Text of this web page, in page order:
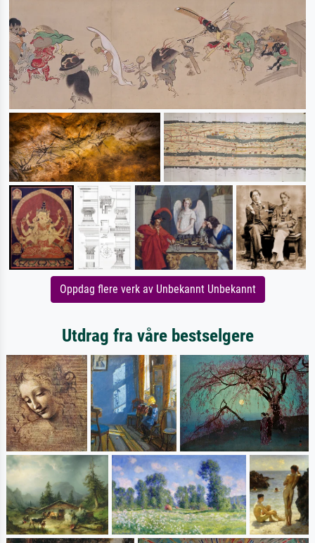
Oppdag flere verk av Unbekannt Unbekannt
Utdrag fra våre bestselgere